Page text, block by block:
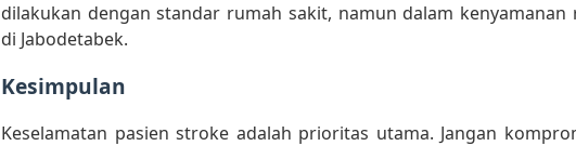
dilakukan dengan standar rumah sakit, namun dalam kenyamanan
di Jabodetabek.
Kesimpulan
Keselamatan pasien stroke adalah prioritas utama. Jangan